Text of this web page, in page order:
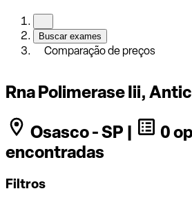
Buscar exames
Comparação de preços
Rna Polimerase Iii,
Osasco - SP |
0
encontradas
Filtros